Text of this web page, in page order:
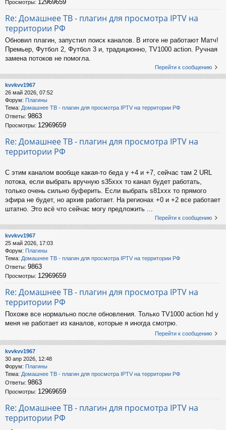
Просмотры: 12969659
Re: Домашнее ТВ - плагин для просмотра IPTV на
территории РФ
Обновил плагин, запустил поиск каналов. В итоге не работают Матч!
Премьер, Футбол 2, Футбол 3 и, традиционно, TV1000 action. Ручная
замена потоков не помогла.
Перейти к сообщению
kvvkvv1967
26 май 2026, 07:52
Форум: Плагины
Тема: Домашнее ТВ - плагин для просмотра IPTV на территории РФ
Ответы: 9863
Просмотры: 12969659
Re: Домашнее ТВ - плагин для просмотра IPTV на
территории РФ
С этим каналом вообще какая-то беда у +4 и +7, cейчас там 2 URL
потока, если выбрать вручную s35xxx то канал будет работать,
только очень сильно буферить. Если выбрать s81xxx то прямого
эфира не будет, но архив работает. На регионах +0 и +2 все работает
штатно. Это всё что сейчас могу предложить ...
Перейти к сообщению
kvvkvv1967
25 май 2026, 17:03
Форум: Плагины
Тема: Домашнее ТВ - плагин для просмотра IPTV на территории РФ
Ответы: 9863
Просмотры: 12969659
Re: Домашнее ТВ - плагин для просмотра IPTV на
территории РФ
Похоже все нормально после обновления. Только TV1000 action hd у
меня не работает из каналов, которые я иногда смотрю.
Перейти к сообщению
kvvkvv1967
30 апр 2026, 12:48
Форум: Плагины
Тема: Домашнее ТВ - плагин для просмотра IPTV на территории РФ
Ответы: 9863
Просмотры: 12969659
Re: Домашнее ТВ - плагин для просмотра IPTV на
территории РФ